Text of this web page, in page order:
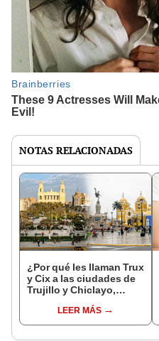
NOTAS RELACIONADAS
¿Por qué les llaman Trux
y Cix a las ciudades de
Trujillo y Chiclayo,
LEER MÁS